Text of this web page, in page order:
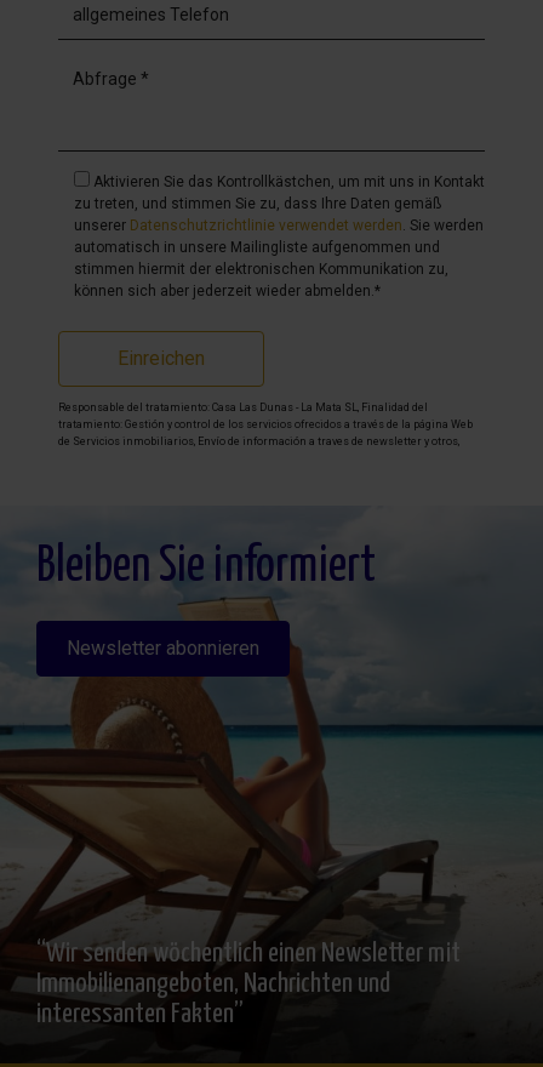
Aktivieren Sie das Kontrollkästchen, um mit uns in Kontakt
zu treten, und stimmen Sie zu, dass Ihre Daten gemäß
unserer Datenschutzrichtlinie verwendet werden . Sie werden
automatisch in unsere Mailingliste aufgenommen und
stimmen hiermit der elektronischen Kommunikation zu,
können sich aber jederzeit wieder abmelden.*
Einreichen
Responsable del tratamiento: Casa Las Dunas - La Mata SL, Finalidad del
tratamiento: Gestión y control de los servicios ofrecidos a través de la página Web
de Servicios inmobiliarios, Envío de información a traves de newsletter y otros,
detallada sobre protección de datos
Aquí
Bleiben Sie informiert
Newsletter abonnieren
“Wir senden wöchentlich einen Newsletter mit
Immobilienangeboten, Nachrichten und
interessanten Fakten”